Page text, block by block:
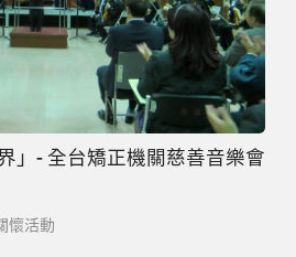
」- 全台矯正機關慈善音樂會
懷活動